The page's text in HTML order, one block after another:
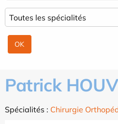
Patrick
Spécialités : Chirurgie